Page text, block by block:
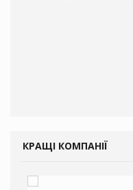
КРАЩІ КОМПАНІЇ